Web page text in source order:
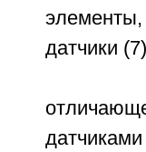
датчики